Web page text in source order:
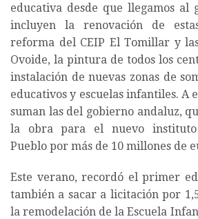
educativa desde que llegamos al
incluyen la renovación de
reforma del CEIP El Tomillar y
Ovoide, la pintura de todos los
instalación de nuevas zonas de
educativos y escuelas infantiles. A
suman las del gobierno andaluz,
la obra para el nuevo instituto
Pueblo por más de 10 millones de
Este verano, recordó el primer
también a sacar a licitación por
la remodelación de la Escuela